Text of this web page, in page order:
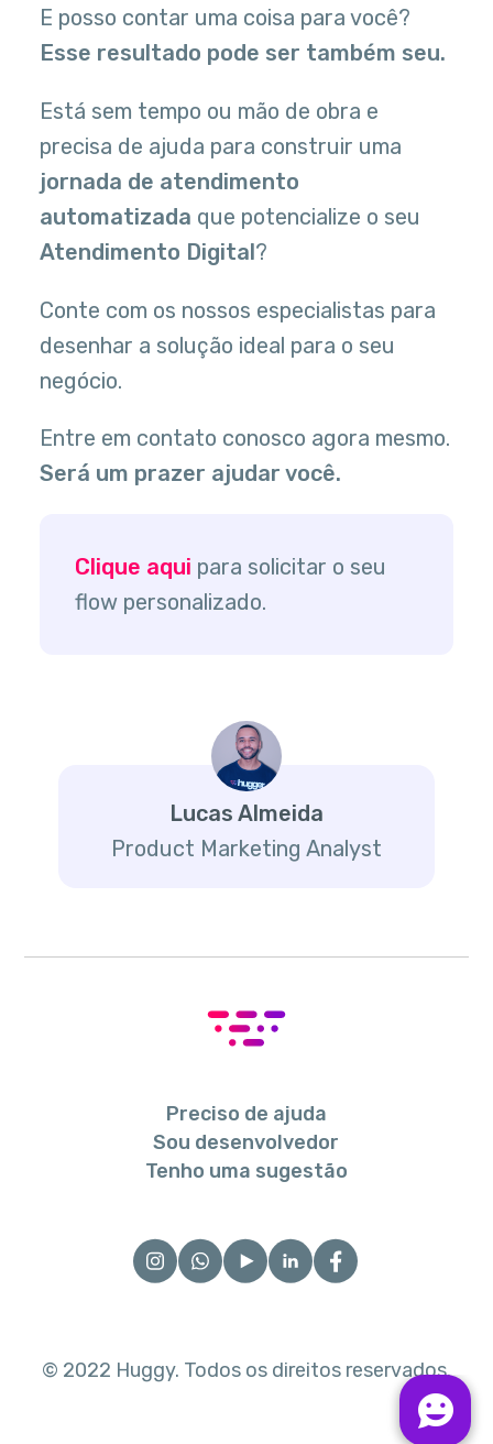
E posso contar uma coisa para você?
Esse resultado pode ser também seu.
Está sem tempo ou mão de obra e
precisa de ajuda para construir uma
jornada de atendimento
automatizada que potencialize o seu
Atendimento Digital?
Conte com os nossos especialistas para
desenhar a solução ideal para o seu
negócio.
Entre em contato conosco agora mesmo.
Será um prazer ajudar você.
Clique aqui para solicitar o seu
flow personalizado.
Lucas Almeida
Product Marketing Analyst
Preciso de ajuda
Sou desenvolvedor
Tenho uma sugestão
© 2022 Huggy. Todos os direitos reservados.